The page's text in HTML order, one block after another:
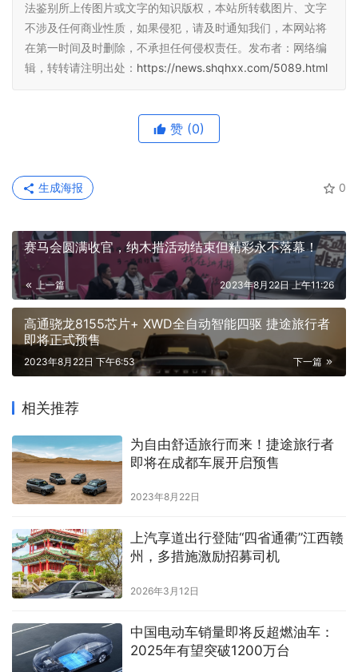
法鉴别所上传图片或文字的知识版权，本站所转载图片、文字
不涉及任何商业性质，如果侵犯，请及时通知我们，本网站将
在第一时间及时删除，不承担任何侵权责任。发布者：网络编
辑，转转请注明出处： https://news.shqhxx.com/5089.html
赞 (0)
0
生成海报
赛马会圆满收官，纳木措活动结束但精彩永不落幕！
上一篇 2023年8月22日 上午11:26
高通骁龙8155芯片+ XWD全自动智能四驱 捷途旅行者
即将正式预售
下一篇
2023年8月22日 下午6:53
相关推荐
为自由舒适旅行而来！捷途旅行者
即将在成都车展开启预售
2023年8月22日
上汽享道出行登陆“四省通衢”江西赣
州，多措施激励招募司机
2026年3月12日
中国电动车销量即将反超燃油车：
2025年有望突破1200万台